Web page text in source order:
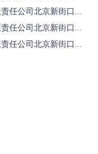
任公司北京新街口...
任公司北京新街口...
任公司北京新街口...